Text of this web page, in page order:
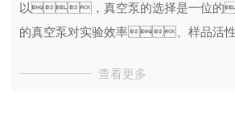
以，真空泵的选择是一位
的真空泵对实验效率、样品
查看更多